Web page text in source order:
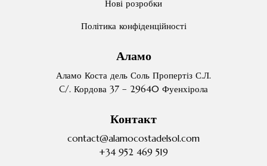
Нові розробки
Політика конфіденційності
Аламо
Аламо Коста дель Соль Пропертіз С.Л.
C/. Кордова 37 – 29640 Фуенхірола
Контакт
contact@alamocostadelsol.com
+34 952 469 519